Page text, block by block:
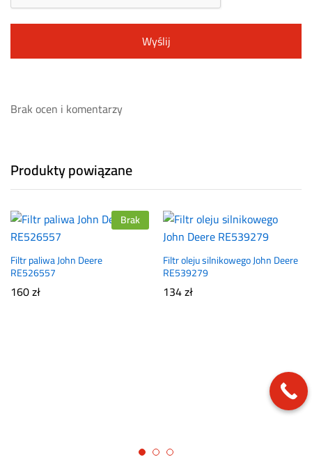
Brak ocen i komentarzy
Produkty powiązane
Brak
Filtr paliwa John Deere
RE526557
160zł
Filtr oleju silnikowego John Deere
RE539279
134zł